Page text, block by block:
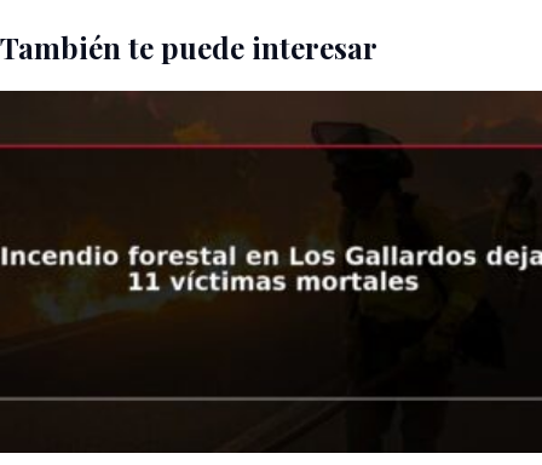
También te puede interesar